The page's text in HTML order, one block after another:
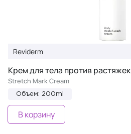
Reviderm
Крем для тела против растяжек
Stretch Mark Cream
Объем: 200ml
В корзину